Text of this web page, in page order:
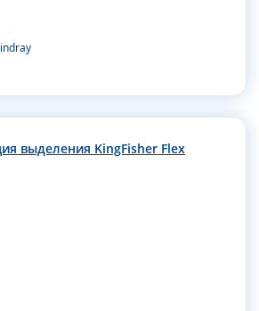
выделения KingFisher Flex